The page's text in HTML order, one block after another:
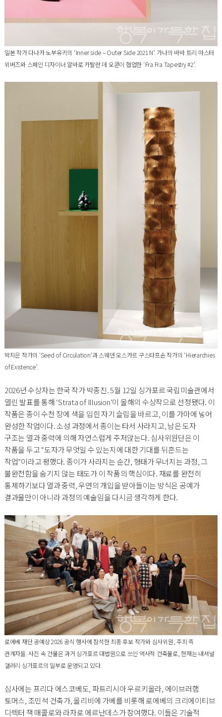
일본 작가 다나카 노부유키의 ‘Inner side – Outer Side 2021 N’. 가나의 바바 트리 마스터
위버즈와 스페인 디자이너 알바로 카탈란 데 오콘이 협업한 ‘Fra Fra Tapestry #2’.
박지은 작가의 'Seed of Circulation'과 스웨덴 오스카르 구스타프손 작가의 ‘Hierarchies
of Existence’.
2026년 수상자는 한국 작가 박종진. 5월 12일 싱가포르 국립미술관에서
열린 발표를 통해 ‘Strata of Illusion’이 올해의 수상작으로 선정됐다. 이
작품은 종이 수천 장에 색을 입힌 자기 슬립을 바르고, 이를 가마에 넣어
완성한 작업이다. 소성 과정에서 종이는 타서 사라지고, 남은 도자
구조는 열과 중력에 의해 자연스럽게 주저앉는다. 심사위원단은 이
작품을 두고 “도자가 무엇일 수 있는지에 대한 기대를 뒤흔드는
작업”이라고 평했다. 종이가 사라지는 순간, 형태가 무너지는 과정, 그
불완전함을 숨기지 않는 태도가 이 작품의 핵심이다. 재료를 완전히
통제하기보다 열과 중력, 우연의 개입을 받아들이는 방식은 공예가
결과물만이 아니라 과정의 예술임을 다시금 생각하게 한다.
로에베 재단 공예상 2026 공식 행사에 참석한 최종 후보 작가와 심사위원, 주최 측
관계자들. 사진 속 건물은 과거 싱가포르 대법원으로 쓰인 역사적 건축물로, 현재는 내셔널
갤러리 싱가포르의 일부로 운영되고 있다.
심사에는 프리다 에스코베도, 파트리시아 우르키올라, 에이브러햄
토머스, 조민석 건축가, 올리비에 가베를 비롯해 로에베의 크리에이티브
디렉터 잭 매콜로와 라자로 에르난데스가 참여했다. 이들은 기술적